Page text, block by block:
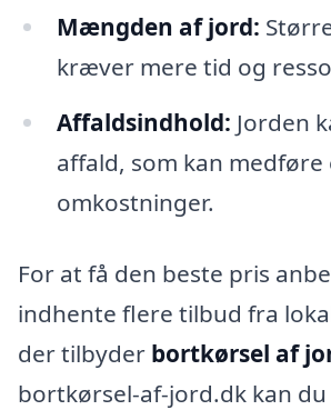
Mængden af jord:
kræver mere tid og
Affaldsindhold: Jorden
affald, som kan medføre
omkostninger.
For at få den beste pris
indhente flere tilbud fra
der tilbyder bortkørsel af
bortkørsel-af-jord.dk kan